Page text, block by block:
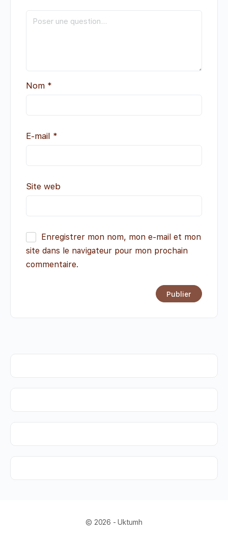
Nom *
E-mail *
Site web
Enregistrer mon nom, mon e-mail et mon
site dans le navigateur pour mon prochain
commentaire.
© 2026 - Uktumh